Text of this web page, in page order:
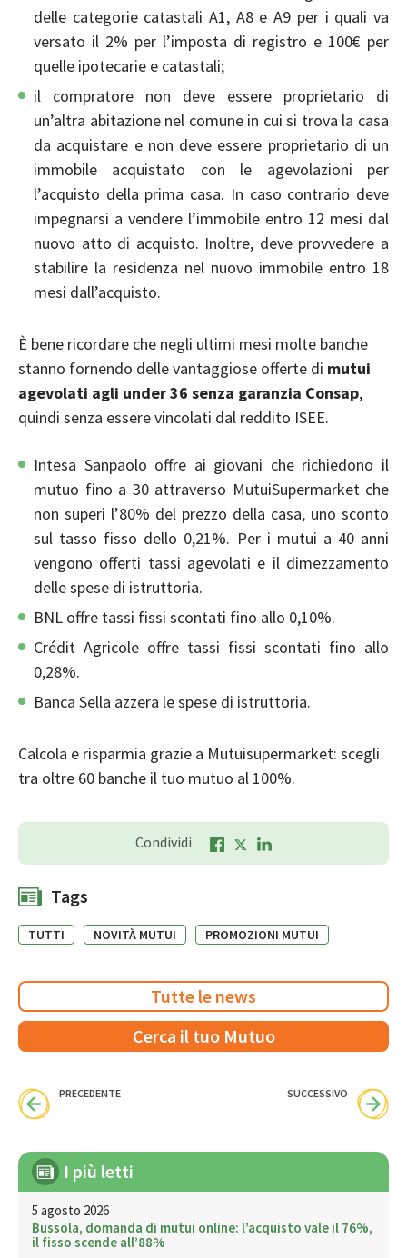
delle categorie catastali A1, A8 e A9 per i quali va
versato il 2% per l’imposta di registro e 100€ per
quelle ipotecarie e catastali;
il compratore non deve essere proprietario di
un’altra abitazione nel comune in cui si trova la casa
da acquistare e non deve essere proprietario di un
immobile acquistato con le agevolazioni per
l’acquisto della prima casa. In caso contrario deve
impegnarsi a vendere l’immobile entro 12 mesi dal
nuovo atto di acquisto. Inoltre, deve provvedere a
stabilire la residenza nel nuovo immobile entro 18
mesi dall’acquisto.
È bene ricordare che negli ultimi mesi molte banche
stanno fornendo delle vantaggiose offerte di mutui
agevolati agli under 36 senza garanzia Consap,
quindi senza essere vincolati dal reddito ISEE.
Intesa Sanpaolo offre ai giovani che richiedono il
mutuo fino a 30 attraverso MutuiSupermarket che
non superi l’80% del prezzo della casa, uno sconto
sul tasso fisso dello 0,21%. Per i mutui a 40 anni
vengono offerti tassi agevolati e il dimezzamento
delle spese di istruttoria.
BNL offre tassi fissi scontati fino allo 0,10%.
Crédit Agricole offre tassi fissi scontati fino allo
0,28%.
Banca Sella azzera le spese di istruttoria.
Calcola e risparmia grazie a Mutuisupermarket: scegli
tra oltre 60 banche il tuo mutuo al 100%.
Condividi
Tags
TUTTI NOVITÀ MUTUI PROMOZIONI MUTUI
Tutte le news
Cerca il tuo Mutuo
PRECEDENTE SUCCESSIVO
I più letti
5 agosto 2026
Bussola, domanda di mutui online: l’acquisto vale il 76%,
il fisso scende all’88%